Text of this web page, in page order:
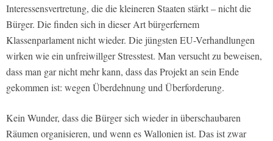
Interessensvertretung, die die kleineren Staaten stärkt – nicht die
Bürger. Die finden sich in dieser Art bürgerfernem
Klassenparlament nicht wieder. Die jüngsten EU-Verhandlungen
wirken wie ein unfreiwillger Stresstest. Man versucht zu beweisen,
dass man gar nicht mehr kann, dass das Projekt an sein Ende
gekommen ist: wegen Überdehnung und Überforderung.
Kein Wunder, dass die Bürger sich wieder in überschaubaren
Räumen organisieren, und wenn es Wallonien ist. Das ist zwar